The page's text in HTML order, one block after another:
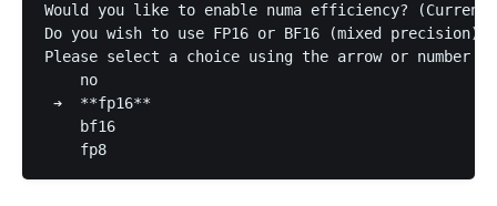
Would you like to enable numa efficiency?
Do you wish to use FP16 or BF16 (mixed precision)?
Please select a choice using the arrow or number
➔  **fp16**
    bf16